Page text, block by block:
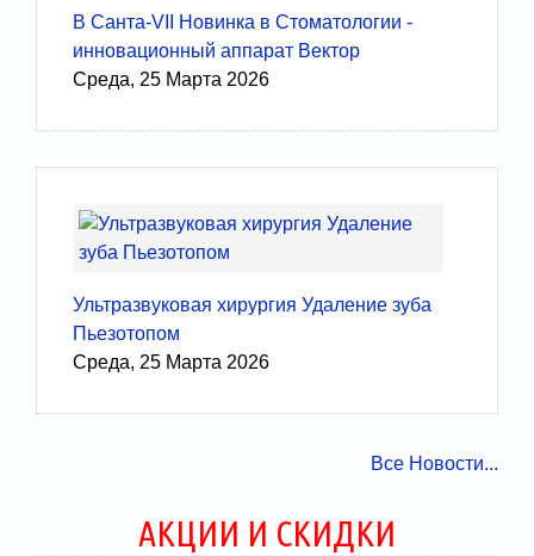
В Санта-VII Новинка в Стоматологии -
инновационный аппарат Вектор
Среда, 25 Марта 2026
Ультразвуковая хирургия Удаление зуба
Пьезотопом
Среда, 25 Марта 2026
Все Новости...
АКЦИИ И СКИДКИ